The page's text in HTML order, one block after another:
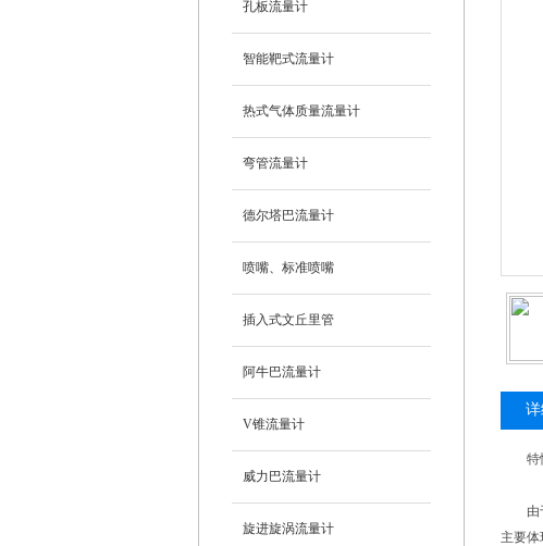
孔板流量计
智能靶式流量计
热式气体质量流量计
弯管流量计
德尔塔巴流量计
喷嘴、标准喷嘴
插入式文丘里管
阿牛巴流量计
V锥流量计
威力巴流量计
旋进旋涡流量计
特性
由于
主要